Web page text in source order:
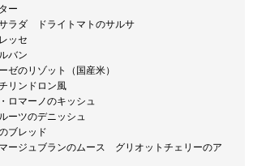
ー
ラダ ドライトマトのサルサ
ッセ
バン
ゼのリゾット（国産米）
リンドロン風
ロマーノのキッシュ
ーツのデニッシュ
ブレッド
ージュブランのムース グリオットチェリーのア